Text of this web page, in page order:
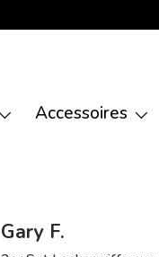
Accessoires
Gary F.